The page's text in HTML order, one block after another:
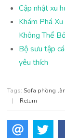
Cập nhật xu
Khám Phá
Không Thể
Bộ sưu tập
yêu thích
Tags: Sofa phòng
|
Return